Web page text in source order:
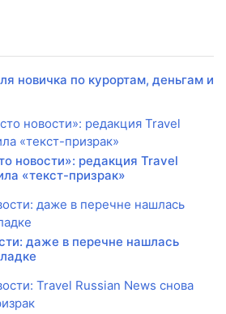
новичка по курортам, деньгам и
новости»: редакция Travel
«текст-призрак»
даже в перечне нашлась